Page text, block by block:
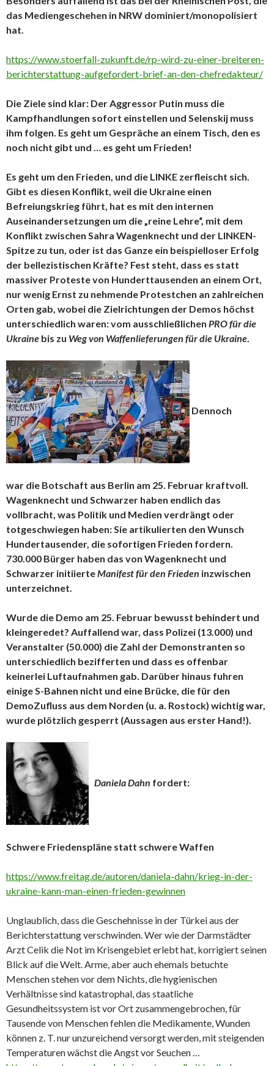
das Mediengeschehen in NRW dominiert/monopolisiert
hat.
https://www.stoerfall-zukunft.de/rp-wird-zu-einer-breiteren-
berichterstattung-aufgefordert-brief-an-den-chefredakteur/
Die Ziele sind klar: Der Aggressor Putin muss die
Kampfhandlungen sofort einstellen und Selenskij muss
ihm folgen. Es geht um Gespräche an einem Tisch, den es
noch nicht gibt und … es geht um Frieden!
Es geht um den Frieden, und die LINKE zerfleischt sich.
Gibt es diesen Konflikt, weil die Ukraine einen
Befreiungskrieg führt, hat es mit den internen
Auseinandersetzungen um die „reine Lehre“, mit dem
Konflikt zwischen Sahra Wagenknecht und der LINKEN-
Spitze zu tun, oder ist das Ganze ein beispielloser Erfolg
der bellezistischen Kräfte? Fest steht, dass es statt
massiver Proteste von Hunderttausenden an einem Ort,
nur wenig Ernst zu nehmende Protestchen an zahlreichen
Orten gab, wobei die Zielrichtungen der Demos höchst
unterschiedlich waren: vom ausschließlichen PRO für die
Ukraine bis zu Weg von Waffenlieferungen für die Ukraine.
Dennoch
war die Botschaft aus Berlin am 25. Februar kraftvoll.
Wagenknecht und Schwarzer haben endlich das
vollbracht, was Politik und Medien verdrängt oder
totgeschwiegen haben: Sie artikulierten den Wunsch
Hundertausender, die sofortigen Frieden fordern.
730.000 Bürger haben das von Wagenknecht und
Schwarzer initiierteManifest für den Frieden inzwischen
unterzeichnet.
Wurde die Demo am 25. Februar bewusst behindert und
kleingeredet? Auffallend war, dass Polizei (13.000) und
Veranstalter (50.000) die Zahl der Demonstranten so
unterschiedlich bezifferten und dass es offenbar
keinerlei Luftaufnahmen gab. Darüber hinaus fuhren
einige S-Bahnen nicht und eine Brücke, die für den
DemoZufluss aus dem Norden (u. a. Rostock) wichtig war,
wurde plötzlich gesperrt (Aussagen aus erster Hand!).
Daniela Dahn fordert:
Schwere Friedenspläne statt schwere Waffen
https://www.freitag.de/autoren/daniela-dahn/krieg-in-der-
ukraine-kann-man-einen-frieden-gewinnen
Unglaublich, dass die Geschehnisse in der Türkei aus der
Berichterstattung verschwinden. Wer wie der Darmstädter
Arzt Celik die Not im Krisengebiet erlebt hat, korrigiert seinen
Blick auf die Welt. Arme, aber auch ehemals betuchte
Menschen stehen vor dem Nichts, die hygienischen
Verhältnisse sind katastrophal, das staatliche
Gesundheitssystem ist vor Ort zusammengebrochen, für
Tausende von Menschen fehlen die Medikamente, Wunden
können z. T. nur unzureichend versorgt werden, mit steigenden
Temperaturen wächst die Angst vor Seuchen …